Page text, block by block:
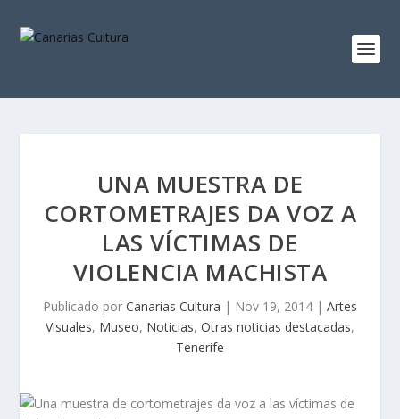
UNA MUESTRA DE
CORTOMETRAJES DA VOZ A
LAS VÍCTIMAS DE
VIOLENCIA MACHISTA
Publicado por Canarias Cultura | Nov 19, 2014 | Artes
Visuales, Museo, Noticias, Otras noticias destacadas,
Tenerife